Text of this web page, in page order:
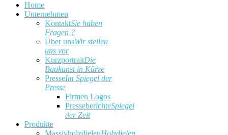
Home
Unternehmen
KontaktSie haben
Fragen ?
Über unsWir stellen
uns vor
KurzportraitDie
Baukunst in Kürze
PresseIm Spiegel der
Presse
Firmen Logos
PresseberichteSpiegel
der Zeit
Produkte
MassivholzdielenHolzdielen,